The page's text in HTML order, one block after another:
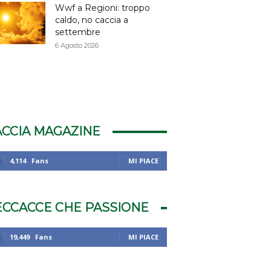
Wwf a Regioni: troppo
caldo, no caccia a
settembre
6 Agosto 2026
MAGAZINE
4,114 Fans MI PIACE
CHE PASSIONE
19,449 Fans MI PIACE